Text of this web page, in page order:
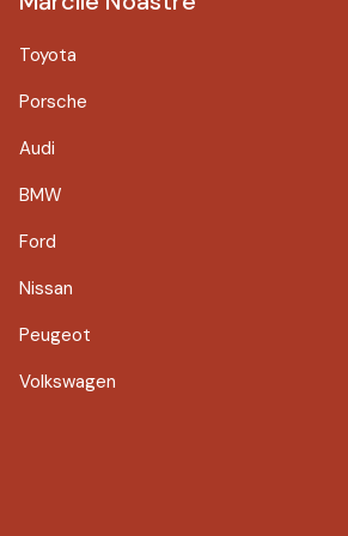
Toyota
Porsche
Audi
BMW
Ford
Nissan
Peugeot
Volkswagen